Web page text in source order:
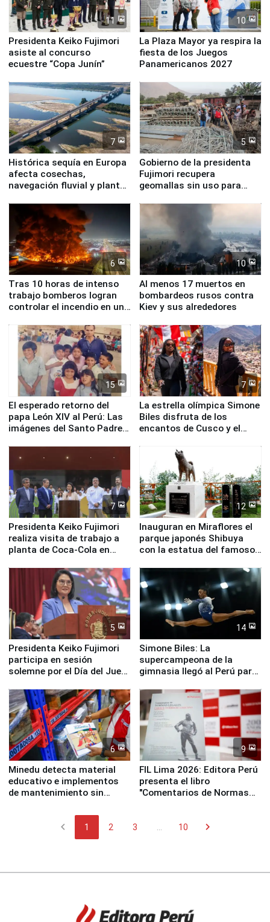
11
Presidenta Keiko Fujimori
asiste al concurso
ecuestre “Copa Junín”
10
La Plaza Mayor ya respira la
fiesta de los Juegos
Panamericanos 2027
7
Histórica sequía en Europa
afecta cosechas,
navegación fluvial y plantas
5
Gobierno de la presidenta
Fujimori recupera
geomallas sin uso para
Fenómeno El Niño
6
Tras 10 horas de intenso
trabajo bomberos logran
controlar el incendio en una
de Chile
10
Al menos 17 muertos en
bombardeos rusos contra
Kiev y sus alrededores
15
El esperado retorno del
papa León XIV al Perú: Las
imágenes del Santo Padre
7
La estrella olímpica Simone
Biles disfruta de los
encantos de Cusco y el
7
Presidenta Keiko Fujimori
realiza visita de trabajo a
planta de Coca-Cola en
12
Inauguran en Miraflores el
parque japonés Shibuya
con la estatua del famoso
5
Presidenta Keiko Fujimori
participa en sesión
solemne por el Día del Juez
14
Simone Biles: La
supercampeona de la
gimnasia llegó al Perú para
Panamericanos Lima 2027
6
Minedu detecta material
educativo e implementos
de mantenimiento sin
9
FIL Lima 2026: Editora Perú
presenta el libro
"Comentarios de Normas
chevron_left 1 2 3 ... 10 chevron_right